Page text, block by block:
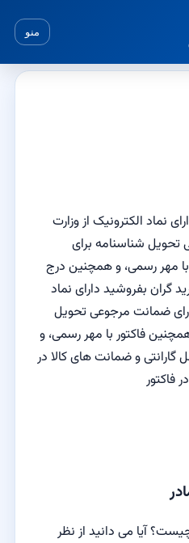
منو
نماد الکترونیک از وزارت
شناسنامه برای
مهر رسمی، و همچنین درج
گران بفروشید دارای نماد
ضمانت مرجوعی تحویل
فاکتور با مهر رسمی، و
و ضمانت های کالا در
فاکتور
آیا می دانید از نظر